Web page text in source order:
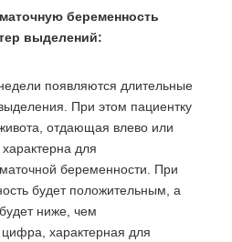
беременность
выделений:
появляются длительные
При этом пациентку
отдающая влево или
для
беременности. При
будет положительным, а
ниже, чем
цифра, характерная для